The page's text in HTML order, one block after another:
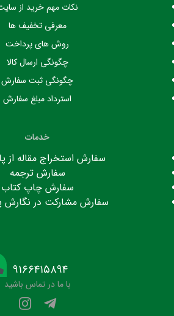
نکات مهم خرید از
معرفی تخفیف ها
روش های پرداخت
چگونگی ارسال کالا
چگونگی ثبت سفارش
استرداد مبلغ سفارش
خدمات
سفارش استخراج مقاله از
سفارش ترجمه
سفارش چاپ کتاب
سفارش مشارکت در نگارش
۹۱۶۶۴۱۵۸۹۴
با ما در تماس باشید